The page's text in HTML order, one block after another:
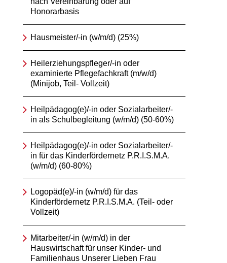
Honorarbasis
Hausmeister/-in (w/m/d) (25%)
Heilerziehungspfleger/-in oder
examinierte Pflegefachkraft (m/w/d)
(Minijob, Teil- Vollzeit)
Heilpädagog(e)/-in oder Sozialarbeiter/-
in als Schulbegleitung (w/m/d) (50-60%)
Heilpädagog(e)/-in oder Sozialarbeiter/-
in für das Kinderfördernetz P.R.I.S.M.A.
(w/m/d) (60-80%)
Logopäd(e)/-in (w/m/d) für das
Kinderfördernetz P.R.I.S.M.A. (Teil- oder
Vollzeit)
Mitarbeiter/-in (w/m/d) in der
Hauswirtschaft für unser Kinder- und
Familienhaus Unserer Lieben Frau